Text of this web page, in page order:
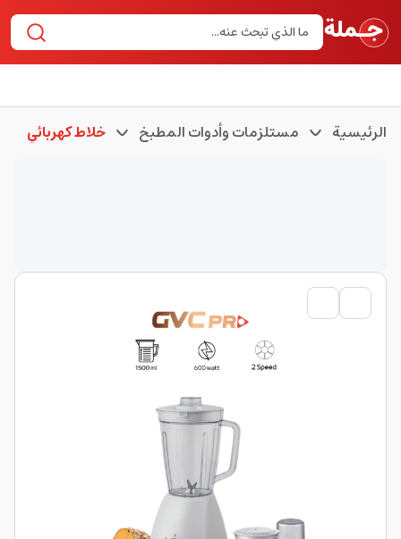
الرئيسية مستلزمات وأدوات المطبخ خلاط كهربائي